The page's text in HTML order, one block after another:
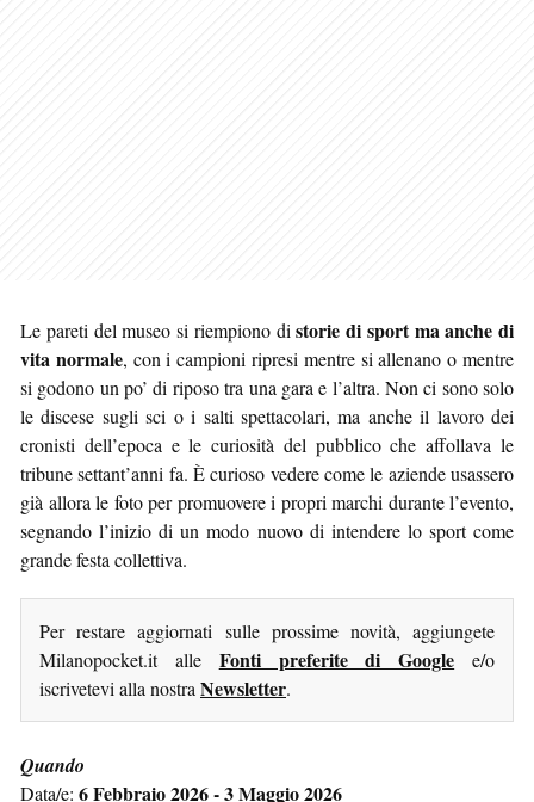
Le pareti del museo si riempiono distorie di sport ma anche di
vita normale, con i campioni ripresi mentre si allenano o mentre
si godono un po’ di riposo tra una gara e l’altra. Non ci sono solo
le discese sugli sci o i salti spettacolari, ma anche il lavoro dei
cronisti dell’epoca e le curiosità del pubblico che affollava le
tribune settant’anni fa. È curioso vedere come le aziende usassero
già allora le foto per promuovere i propri marchi durante l’evento,
segnando l’inizio di un modo nuovo di intendere lo sport come
grande festa collettiva.
Per restare aggiornati sulle prossime novità, aggiungete
Milanopocket.it alle Fonti preferite di Google e/o
iscrivetevi alla nostra Newsletter.
Quando
Data/e: 6 Febbraio 2026 - 3 Maggio 2026